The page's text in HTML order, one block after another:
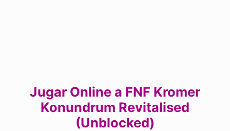
Jugar Online a FNF Kromer
Konundrum Revitalised
(Unblocked)